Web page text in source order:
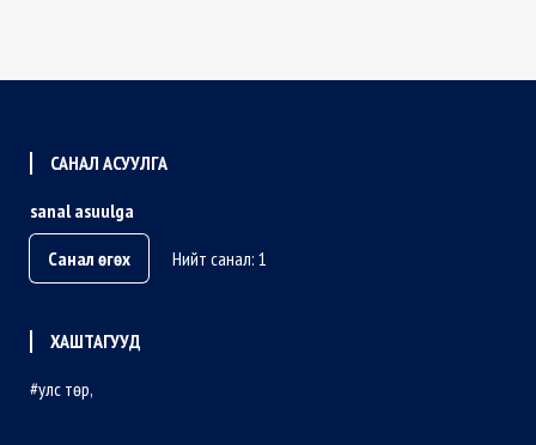
САНАЛ АСУУЛГА
sanal asuulga
Санал өгөх
Нийт санал: 1
ХАШТАГУУД
улс төр